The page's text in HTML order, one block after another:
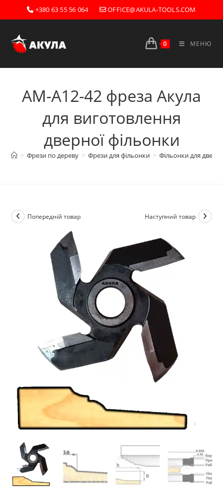
Перейти
до
+380 63 55 56 064 OFFICE@AKULA-TOOLS.COM
0 МЕНЮ
AM-A12-42 фреза Акула
для виготовлення
дверної фільонки
> Фрези по дереву > Фрези для фільонки > Фільонки для
Попередній товар Наступний товар